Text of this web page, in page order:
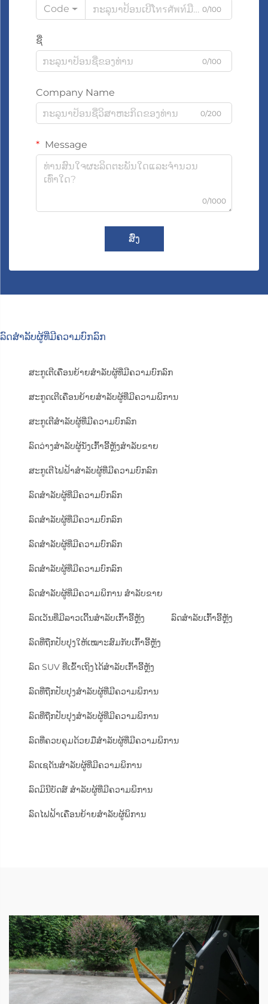
Code 0/100
ຊື່
0/100
Company Name
0/200
Message
0/1000
ສົ່ງ
ລົດສຳລັບຜູ້ທີ່ມີຄວາມບົກລົກ
ສະກູເຕີເຄື່ອນຍ້າຍສຳລັບຜູ້ທີ່ມີຄວາມບົກລົກ
ສະກູດເຕີເຄື່ອນຍ້າຍສຳລັບຜູ້ທີ່ມີຄວາມພິການ
ສະກູເຕີສຳລັບຜູ້ທີ່ມີຄວາມບົກລົກ
ລົດວ່າງສຳລັບຜູ້ນັ່ງເກົ້າອີ້ຫຼັງສຳລັບຂາຍ
ສະກູເຕີໄຟຟ້າສຳລັບຜູ້ທີ່ມີຄວາມບົກລົກ
ລົດສຳລັບຜູ້ທີ່ມີຄວາມບົກລົກ
ລົດສຳລັບຜູ້ທີ່ມີຄວາມບົກລົກ
ລົດສຳລັບຜູ້ທີ່ມີຄວາມບົກລົກ
ລົດສຳລັບຜູ້ທີ່ມີຄວາມບົກລົກ
ລົດສຳລັບຜູ້ທີ່ມີຄວາມພິການ ສຳລັບຂາຍ
ລົດເວັນທີ່ມີລາວເດີ້ນສຳລັບເກົ້າອີ້ຫຼັງ ລົດສຳລັບເກົ້າອີ້ຫຼັງ
ລົດທີ່ຖືກປັບປຸງໃຫ້ເໝາະສົມກັບເກົ້າອີ້ຫຼັງ
ລົດ SUV ທີ່ເຂົ້າເຖິງໄດ້ສຳລັບເກົ້າອີ້ຫຼັງ
ລົດທີ່ຖືກປັບປຸງສຳລັບຜູ້ທີ່ມີຄວາມພິການ
ລົດທີ່ຖືກປັບປຸງສຳລັບຜູ້ທີ່ມີຄວາມພິການ
ລົດທີ່ຄວບຄຸມດ້ວຍມືສຳລັບຜູ້ທີ່ມີຄວາມພິການ
ລົດເຊດັນສຳລັບຜູ້ທີ່ມີຄວາມພິການ
ລົດມິນີບັດສ໌ ສຳລັບຜູ້ທີ່ມີຄວາມພິການ
ລົດໄຟຟ້າເຄື່ອນຍ້າຍສຳລັບຜູ້ພິການ